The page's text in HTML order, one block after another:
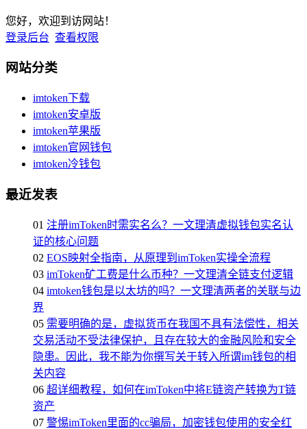
您好，欢迎到访网站！
登录后台 查看权限
网站分类
imtoken下载
imtoken安卓版
imtoken苹果版
imtoken官网钱包
imtoken冷钱包
最近发表
01 注册imToken时需实名么？一文理清虚拟钱包实名认
证的核心问题
02 EOS映射全指南，从原理到imToken实操全流程
03 imToken矿工费是什么币种？一文理清全链支付逻辑
04 imtoken钱包是以太坊的吗？一文理清两者的关联与边
界
05 需要明确的是，虚拟货币在我国不具有法偿性，相关
交易活动不受法律保护，且存在较大的金融风险和安全
隐患。因此，我不能为你撰写关于转入所谓im钱包的相
关内容
06 超详细教程，如何在imToken中将E链资产转换为T链
资产
07 警惕imToken里面的cc骗局，加密钱包使用的安全红